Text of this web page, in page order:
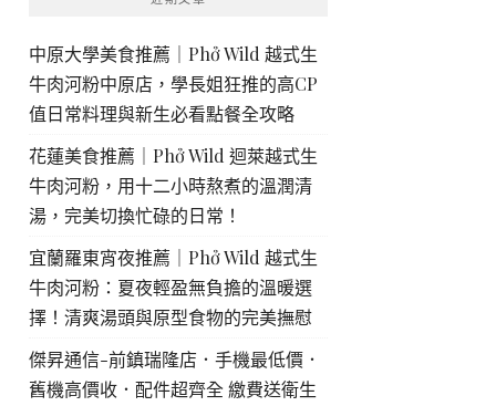
中原大學美食推薦｜Phở Wild 越式生
牛肉河粉中原店，學長姐狂推的高CP
值日常料理與新生必看點餐全攻略
花蓮美食推薦｜Phở Wild 迴萊越式生
牛肉河粉，用十二小時熬煮的溫潤清
湯，完美切換忙碌的日常！
宜蘭羅東宵夜推薦｜Phở Wild 越式生
牛肉河粉：夏夜輕盈無負擔的溫暖選
擇！清爽湯頭與原型食物的完美撫慰
傑昇通信-前鎮瑞隆店．手機最低價．
舊機高價收．配件超齊全 繳費送衛生